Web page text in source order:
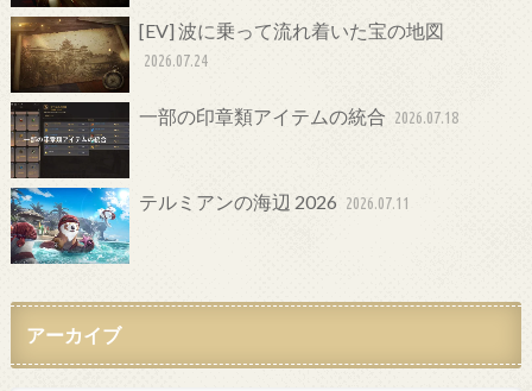
[EV] 波に乗って流れ着いた宝の地図
2026.07.24
一部の印章類アイテムの統合 2026.07.18
テルミアンの海辺 2026 2026.07.11
アーカイブ